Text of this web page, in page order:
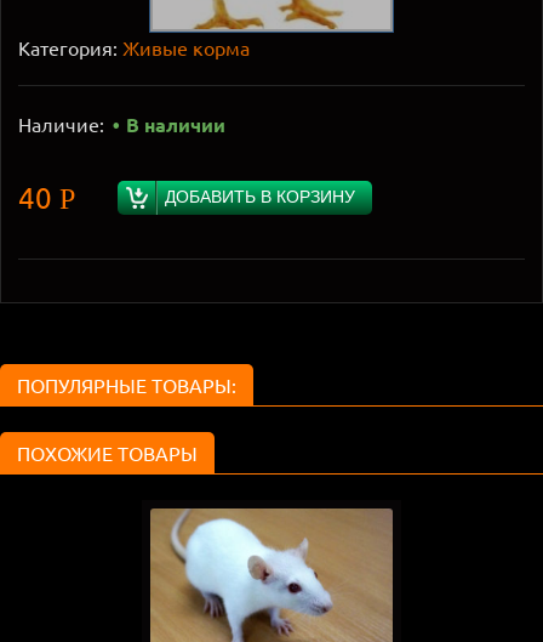
Категория: Живые корма
Наличие: В наличии
40 Р ДОБАВИТЬ В КОРЗИНУ
ПОПУЛЯРНЫЕ ТОВАРЫ:
ПОХОЖИЕ ТОВАРЫ